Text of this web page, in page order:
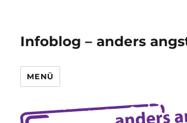
Infoblog – anders
MENÜ